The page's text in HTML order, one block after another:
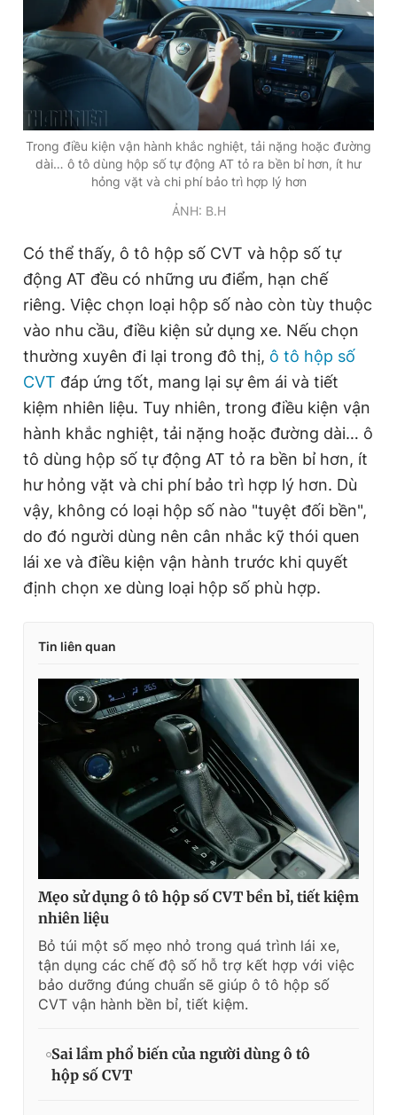
Trong điều kiện vận hành khắc nghiệt, tải nặng hoặc đường
dài… ô tô dùng hộp số tự động AT tỏ ra bền bỉ hơn, ít hư
hỏng vặt và chi phí bảo trì hợp lý hơn
ẢNH: B.H
Có thể thấy, ô tô hộp số CVT và hộp số tự
động AT đều có những ưu điểm, hạn chế
riêng. Việc chọn loại hộp số nào còn tùy thuộc
vào nhu cầu, điều kiện sử dụng xe. Nếu chọn
thường xuyên đi lại trong đô thị, ô tô hộp số
CVT đáp ứng tốt, mang lại sự êm ái và tiết
kiệm nhiên liệu. Tuy nhiên, trong điều kiện vận
hành khắc nghiệt, tải nặng hoặc đường dài… ô
tô dùng hộp số tự động AT tỏ ra bền bỉ hơn, ít
hư hỏng vặt và chi phí bảo trì hợp lý hơn. Dù
vậy, không có loại hộp số nào "tuyệt đối bền",
do đó người dùng nên cân nhắc kỹ thói quen
lái xe và điều kiện vận hành trước khi quyết
định chọn xe dùng loại hộp số phù hợp.
Tin liên quan
Mẹo sử dụng ô tô hộp số CVT bền bỉ, tiết kiệm
nhiên liệu
Bỏ túi một số mẹo nhỏ trong quá trình lái xe,
tận dụng các chế độ số hỗ trợ kết hợp với việc
bảo dưỡng đúng chuẩn sẽ giúp ô tô hộp số
CVT vận hành bền bỉ, tiết kiệm.
Sai lầm phổ biến của người dùng ô tô
hộp số CVT